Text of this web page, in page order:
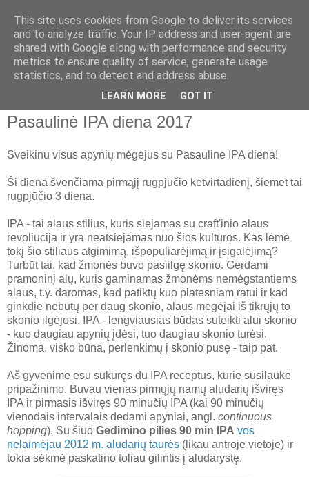
Apie alų
Namų aludario pastebėjimai apie naminį ir pramoninį alų,
alaus ir kombučios gamyba namuose
Pasaulinė IPA diena 2017
Sveikinu visus apynių mėgėjus su Pasauline IPA diena!
Ši diena švenčiama pirmąjį rugpjūčio ketvirtadienį, šiemet tai
rugpjūčio 3 diena.
IPA - tai alaus stilius, kuris siejamas su craft'inio alaus
revoliucija ir yra neatsiejamas nuo šios kultūros. Kas lėmė
tokį šio stiliaus atgimimą, išpopuliarėjimą ir įsigalėjimą?
Turbūt tai, kad žmonės buvo pasiilgę skonio. Gerdami
pramoninį alų, kuris gaminamas žmonėms nemėgstantiems
alaus, t.y. daromas, kad patiktų kuo platesniam ratui ir kad
ginkdie nebūtų per daug skonio, alaus mėgėjai iš tikrųjų to
skonio ilgėjosi. IPA - lengviausias būdas suteikti alui skonio
- kuo daugiau apynių įdėsi, tuo daugiau skonio turėsi.
Žinoma, visko būna, perlenkimų į skonio pusę - taip pat.
Aš gyvenime esu sukūręs du IPA receptus, kurie susilaukė
pripažinimo. Buvau vienas pirmųjų namų aludarių išviręs
IPA ir pirmasis išviręs 90 minučių IPA (kai 90 minučių
vienodais intervalais dedami apyniai, angl. continuous
hopping). Su šiuo Gedimino pilies 90 min IPA vos
nelaimėjau 2012 m. aludarių taurės (likau antroje vietoje) ir
tokia sėkmė paskatino toliau gilintis į aludarystę.
This site uses cookies from Google to deliver its services
and to analyze traffic. Your IP address and user-agent are
shared with Google along with performance and security
metrics to ensure quality of service, generate usage
statistics, and to detect and address abuse.
LEARN MORE GOT IT